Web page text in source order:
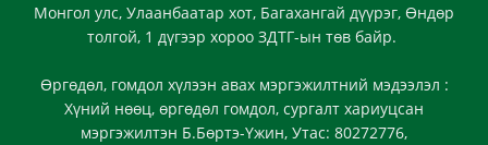
Монгол улс, Улаанбаатар хот, Багахангай дүүрэг, Өндөр
толгой, 1 дүгээр хороо ЗДТГ-ын төв байр.
Өргөдөл, гомдол хүлээн авах мэргэжилтний мэдээлэл :
Хүний нөөц, өргөдөл гомдол, сургалт хариуцсан
мэргэжилтэн Б.Бөртэ-Үжин, Утас: 80272776,